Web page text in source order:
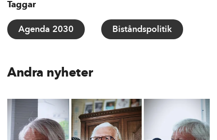
Taggar
Agenda 2030 Biståndspolitik
Andra nyheter